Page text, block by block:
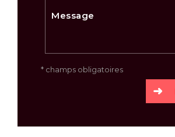
* champs obligatoires